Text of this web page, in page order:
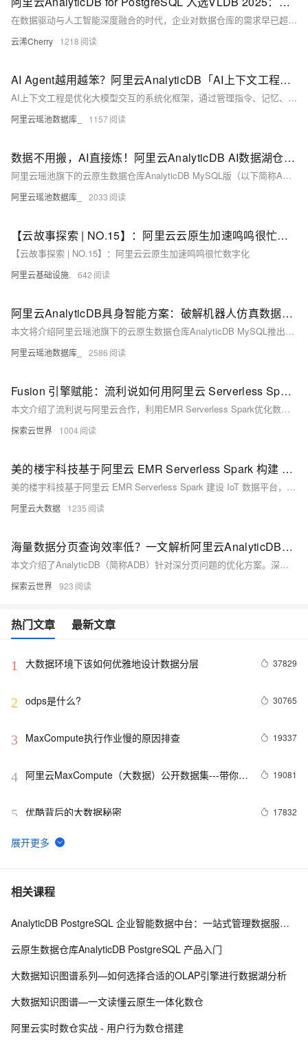
在数据驱动与人工智能深度融合的时代，企业对数据仓库的需求早已超越“查得快”这一基础能力。面对传统数仓挑战，阿里云瑶池数据库AnalyticDB for PostgreSQL（简称ADB-PG）创新性地构建了统一架构下的Shared-Nothing与Shared-Storage双模融合体系，并自主研发Beam混合存储引擎与Laser向量化执行引擎，全面解决HTAP场景下性能、弹性、成本与实时性的矛盾。 近日，相关研究成果发表于在英国伦敦召开的数据库领域顶级会议 VLDB 2025，标志着中国自研云数仓技术再次登上国际舞台。
云浠Cherry 1218
AI Agent越用越笨？阿里云AnalyticDB「AI上下文工程」一招破解！
AI上下文工程是优化大模型交互的系统化框架，通过管理指令、记忆、知识库等上下文要素，解决信息缺失、长度溢出与上下文失效等问题。依托AnalyticDB等技术，实现上下文的采集、存储、组装与调度，提升AI Agent的准确性与协同效率，助力企业构建高效、稳定的智能应用。
阿里云瑶池数据库_ 1157
数据不用搬，AI直接炼！阿里云AnalyticDB AI数据湖仓一站式融合AI+BI
阿里云瑶池旗下的云原生数据仓库AnalyticDB MySQL版（以下简称ADB）诞生于高性能实时数仓时代，实现了PB级结构化数据的高效处理和分析。在前几年，为拥抱大数据的浪潮，ADB从传统数仓拓展到数据湖仓，支持Paimon/Iceberg/Delta Lake/Hudi湖格式，为开放的数据湖提供数据库级别的性能、可靠性和管理能力，从而更好地服务以SQL为核心的大规模数据处理和BI分析，奠定了坚实的湖仓一体基础。
阿里云瑶池数据库_ 2033
【云故事探索 | NO.15】：阿里云云原生加速鸣鸣很忙数字化
【云故事探索 | NO.15】：阿里云云原生加速鸣鸣很忙数字化
阿里云基础设施. 642
阿里云AnalyticDB具身智能方案：破解机器人仿真数据、算力与运维之困
本文将介绍阿里云瑶池旗下的云原生数据仓库AnalyticDB MySQL推出的全托管云上仿真解决方案，方案采用云原生架构，为开发者提供从开发环境、仿真计算到数据管理的全链路支持。
阿里云瑶池数据库_ 2586
Fusion 引擎赋能：流利说如何用阿里云 Serverless Spark 实现数仓计算加速
本文介绍了流利说与阿里云合作，利用EMR Serverless Spark优化数据处理的全过程。流利说是科技驱动的教育公司，通过AI技术提升用户英语水平。原有架构存在资源管理、成本和性能等痛点，采用EMR Serverless Spark后，实现弹性资源管理、按需计费及性能优化。方案涵盖数据采集、存储、计算到查询的完整能力，支持多种接入方式与高效调度。迁移后任务耗时减少40%，失败率降低80%，成本下降30%。未来将深化合作，探索更多行业解决方案。
探索云世界 1004
美的楼宇科技基于阿里云 EMR Serverless Spark 构建 LakeHouse 湖仓数据平台
美的楼宇科技基于阿里云 EMR Serverless Spark 建设 IoT 数据平台，实现了数据与 AI 技术的有效融合，解决了美的楼宇科技设备数据量庞大且持续增长、数据半结构化、数据价值缺乏深度挖掘的痛点问题。并结合 EMR Serverless StarRocks 搭建了 Lakehouse 平台，最终实现不同场景下整体性能提升50%以上，同时综合成本下降30%。
阿里云大数据 1235
海量数据分页查询效率低？一文解析阿里云AnalyticDB深分页优化方案
本文介绍了AnalyticDB（简称ADB）针对深分页问题的优化方案。深分页是指从海量数据中获取靠后页码的数据，常导致性能下降。ADB通过快照缓存技术解决此问题：首次查询生成结果集快照并缓存，后续分页请求直接读取缓存数据。该方案在数据导出、全量结果分页展示及业务报表并发控制等场景下表现出色。测试结果显示，相比普通分页查询，开启深分页优化后查询RT提升102倍，CPU使用率显著降低，峰值内存减少至原方案的几分之一。实际应用中，某互联网金融客户典型慢查询从30秒优化至0.5秒，性能提升60+倍。
探索云世界 923
热门文章 最新文章
1 大数据环境下该如何优雅地设计数据分层 37829
2 odps是什么? 30765
3 MaxCompute执行作业慢的原因排查 19337
4 阿里云MaxCompute（大数据）公开数据集---带你玩
19081
5 优酷背后的大数据秘密 17832
6 2017杭州云栖大会FAQ（持续更新中）
7 【转载】时隔一年多，我又用起了 Superset
8 品《阿里巴巴大数据实践-大数据之路》一书（上） 14233
10[大数据新手上路]“零基础”系列课程--如何将ECS上的
相关课程
AnalyticDB PostgreSQL 企业智能数据中台：一站式管理数据服务资产
云原生数据仓库AnalyticDB PostgreSQL 产品入门
大数据知识图谱系列—如何选择合适的OLAP引擎进行数据湖分析
大数据知识图谱—一文读懂云原生一体化数仓
阿里云实时数仓实战 - 用户行为数仓搭建